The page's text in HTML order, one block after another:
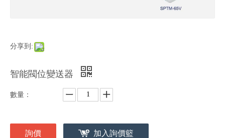
分享到:
智能閥位變送器
數量：
詢價 加入詢價籃